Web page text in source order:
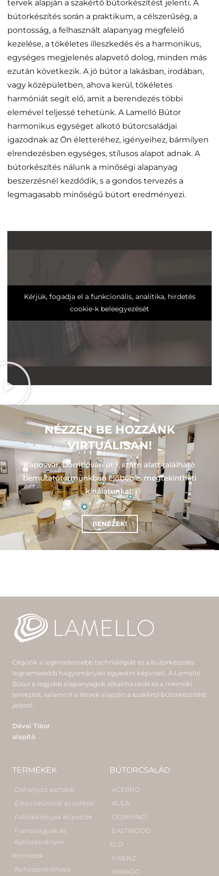
tervek alapján a szakértő bútorkészítést jelenti. A
bútorkészítés során a praktikum, a célszerűség, a
pontosság, a felhasznált alapanyag megfelelő
kezelése, a tökéletes illeszkedés és a harmonikus,
egységes megjelenés alapvető dolog, minden más
ezután következik. A jó bútor a lakásban, irodában,
vagy középületben, ahova kerül, tökéletes
harmóniát segít elő, amit a berendezés többi
elemével teljessé tehetünk. A Lamelló Bútor
harmonikus egységet alkotó bútorcsaládjai
igazodnak az Ön életteréhez, igényeihez, bármilyen
elrendezésben egységes, stílusos alapot adnak. A
bútorkészítés nálunk a minőségi alapanyag
beszerzésnél kezdődik, s a gondos tervezés a
legmagasabb minőségű bútort eredményezi.
Kérjük, fogadja el a funkcionális, analitika, hirdetés
cookie-k beleegyezését
NÉZZEN BE HOZZÁNK
VIRTUÁLISAN!
Kaposvár, Dombóvári út 1. szám alatt található
bemutatótermünkben előben is megtekintheti
kínálatunkat!
BENÉZEK!
Cégünk a legmodernebb technológiát és a bútorkészítés
legnemesebb hagyományait egyaránt képviseli. A Lamelló
Bútor a legjobb alapanyagok alkalmazását és a mérnöki
tervezést, valamint a tervek alapján a szakértő bútorkészítést
jelenti.
Dévai Tibor
alapító
TERMÉKEK
Dohányzó asztalok
Étkezőasztalok és székek
Faliszekrények és polcok
Franciaágyak és
éjjeliszekrények
Komódok
Ruhásszekrények
BÚTORCSALÁD
ACERNO
ALEA
DOMINNO
EASTWOOD
ELO
FIRENZ
IMMAGO